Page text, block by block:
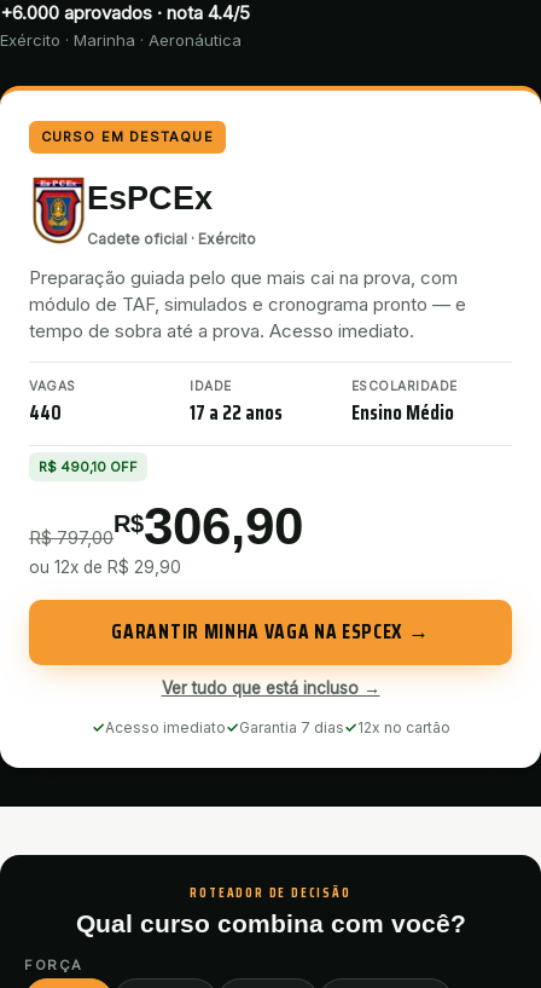
+6.000 aprovados · nota 4.4/5
Exército · Marinha · Aeronáutica
CURSO EM DESTAQUE
EsPCEx
Cadete oficial · Exército
Preparação guiada pelo que mais cai na prova, com
módulo de TAF, simulados e cronograma pronto — e
tempo de sobra até a prova. Acesso imediato.
VAGAS
440
IDADE
17 a 22 anos
ESCOLARIDADE
Ensino Médio
R$ 490,10 OFF
R$ 797,00
R$306,90
ou 12x de R$ 29,90
GARANTIR MINHA VAGANAESPCEX →
Ver tudo que está incluso →
✓Acesso imediato✓Garantia 7 dias✓12x no cartão
ROTEADOR DE DECISÃO
Qual curso combina com você?
FORÇA